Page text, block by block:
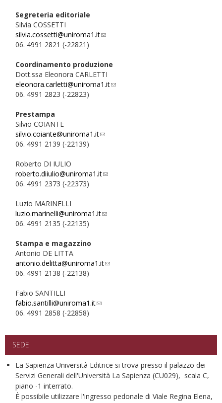
Segreteria editoriale
Silvia COSSETTI
silvia.cossetti@uniroma1.it(link
mail)
06. 4991 2821 (-22821)
Coordinamento produzione
Dott.ssa Eleonora CARLETTI
eleonora.carletti@uniroma1.it(link
06. 4991 2823 (-22823)
Prestampa
Silvio COIANTE
silvio.coiante@uniroma1.it(link
06. 4991 2139 (-22139)
Roberto DI IULIO
roberto.diiulio@uniroma1.it(link
06. 4991 2373 (-22373)
Luzio MARINELLI
luzio.marinelli@uniroma1.it(link
06. 4991 2135 (-22135)
Stampa e magazzino
Antonio DE LITTA
antonio.delitta@uniroma1.it(link
06. 4991 2138 (-22138)
Fabio SANTILLI
fabio.santilli@uniroma1.it(link
mail)
06. 4991 2858 (-22858)
SEDE
La Sapienza Università Editrice si trova presso il palazzo dei
Servizi Generali dell'Università La Sapienza (CU029), scala C,
piano -1 interrato.
È possibile utilizzare l'ingresso pedonale di Viale Regina Elena,